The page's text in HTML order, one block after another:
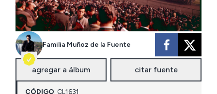
Familia Muñoz de la Fuente
agregar a álbum citar fuente
CÓDIGO: CL1631